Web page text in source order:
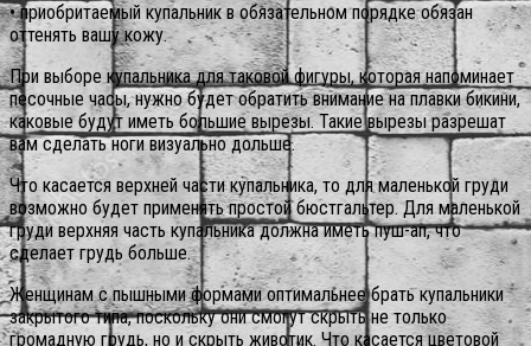
• приобритаемый купальник в обязательном порядке обязан
оттенять вашу кожу.
При выборе купальника для таковой фигуры, которая напоминает
песочные часы, нужно будет обратить внимание на плавки бикини,
каковые будут иметь большие вырезы.Такие вырезы разрешат
вам сделать ноги визуально дольше.
Что касается верхней части купальника, то для маленькой груди
возможно будет применять простой бюстгальтер. Для маленькой
груди верхняя часть купальника должна иметь пуш-ап, что
сделает грудь больше.
Женщинам с пышными формами оптимальнее брать купальники
закрытого типа, поскольку они смогут скрыть не только
громадную грудь, но и скрыть животик. Что касается цветовой